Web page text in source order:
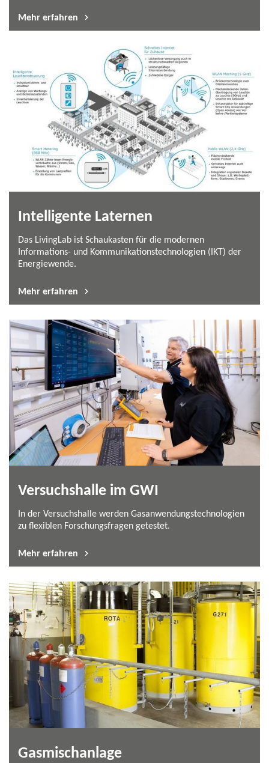
Mehr erfahren
Intelligente Laternen
Das LivingLab ist Schaukasten für die modernen
Informations-​ und Kommunikationstechnologien (IKT) der
Energiewende.
Mehr erfahren
Versuchshalle im GWI
In der Versuchshalle werden Gasanwendungstechnologien
zu flexiblen Forschungsfragen getestet.
Mehr erfahren
Gasmischanlage